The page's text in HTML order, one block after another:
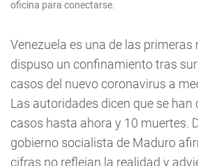
oficina para conectarse.
Venezuela es una de las primeras
dispuso un confinamiento tras
casos del nuevo coronavirus a
Las autoridades dicen que se
casos hasta ahora y 10 muertes.
gobierno socialista de Maduro
cifras no reflejan la realidad y